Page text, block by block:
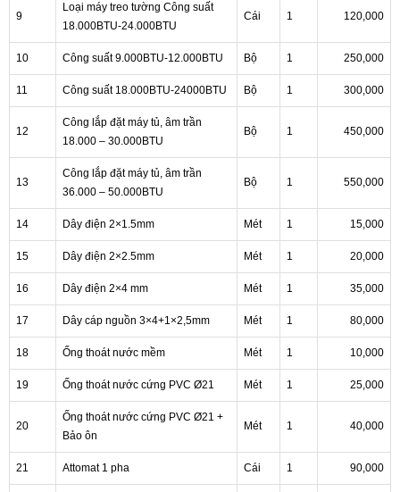
9
Loại máy treo tường Công suất
18.000BTU-24.000BTU
Cái 1 120,000
10 Công suất 9.000BTU-12.000BTU Bộ 1 250,000
11 Công suất 18.000BTU-24000BTU Bộ 1 300,000
12
Công lắp đặt máy tủ, âm trần
18.000 – 30.000BTU
Bộ 1 450,000
13
Công lắp đặt máy tủ, âm trần
36.000 – 50.000BTU
Bộ 1 550,000
14 Dây điện 2×1.5mm Mét 1 15,000
15 Dây điện 2×2.5mm Mét 1 20,000
16 Dây điện 2×4 mm Mét 1 35,000
17 Dây cáp nguồn 3×4+1×2,5mm Mét 1 80,000
18 Ống thoát nước mềm Mét 1 10,000
19 Ống thoát nước cứng PVC Ø21 Mét 1 25,000
20
Ống thoát nước cứng PVC Ø21 +
Bảo ôn
Mét 1 40,000
21 Attomat 1 pha Cái 1 90,000